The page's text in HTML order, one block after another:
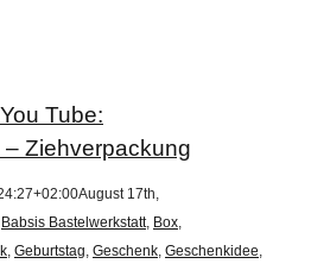
Tube:
Ziehverpackung
August 17th,
Babsis Bastelwerkstatt, Box,
, Geburtstag, Geschenk, Geschenkidee,